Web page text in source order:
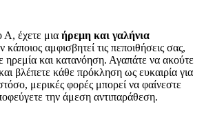
Α, έχετε μια ήρεμη και γαλήνια
κάποιος αμφισβητεί τις πεποιθήσεις σας,
ηρεμία και κατανόηση. Αγαπάτε να ακούτε
βλέπετε κάθε πρόκληση ως ευκαιρία για
μερικές φορές μπορεί να φαίνεστε
την άμεση αντιπαράθεση.